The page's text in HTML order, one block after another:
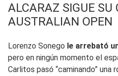
ALCARAZ SIGUE SU
AUSTRALIAN OPEN
Lorenzo Sonego le arrebató
pero en ningún momento el
Carlitos pasó “caminando” una